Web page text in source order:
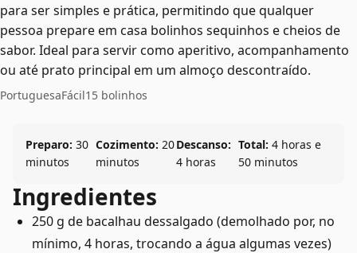
para ser simples e prática, permitindo que qualquer
pessoa prepare em casa bolinhos sequinhos e cheios de
sabor. Ideal para servir como aperitivo, acompanhamento
ou até prato principal em um almoço descontraído.
PortuguesaFácil15 bolinhos
Preparo: 30
minutos
Cozimento: 20
minutos
Descanso:
4 horas
Total: 4 horas e
50 minutos
Ingredientes
250 g de bacalhau dessalgado (demolhado por, no
mínimo, 4 horas, trocando a água algumas vezes)